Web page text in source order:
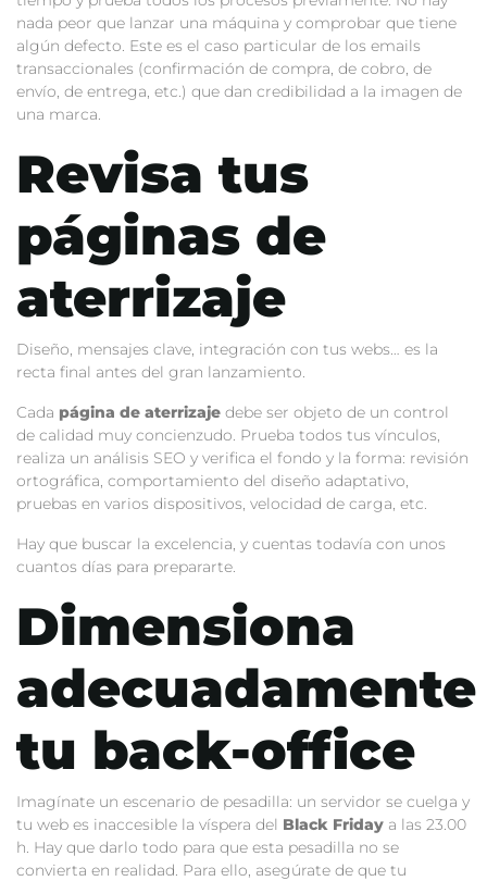
nada peor que lanzar una máquina y comprobar que tiene
algún defecto. Este es el caso particular de los emails
transaccionales (confirmación de compra, de cobro, de
envío, de entrega, etc.) que dan credibilidad a la imagen de
una marca.
Revisa tus
páginas de
aterrizaje
Diseño, mensajes clave, integración con tus webs… es la
recta final antes del gran lanzamiento.
Cada página de aterrizaje debe ser objeto de un control
de calidad muy concienzudo. Prueba todos tus vínculos,
realiza un análisis SEO y verifica el fondo y la forma: revisión
ortográfica, comportamiento del diseño adaptativo,
pruebas en varios dispositivos, velocidad de carga, etc.
Hay que buscar la excelencia, y cuentas todavía con unos
cuantos días para prepararte.
Dimensiona
adecuadamente
tu back-office
Imagínate un escenario de pesadilla: un servidor se cuelga y
tu web es inaccesible la víspera del Black Friday a las 23.00
h. Hay que darlo todo para que esta pesadilla no se
convierta en realidad. Para ello, asegúrate de que tu